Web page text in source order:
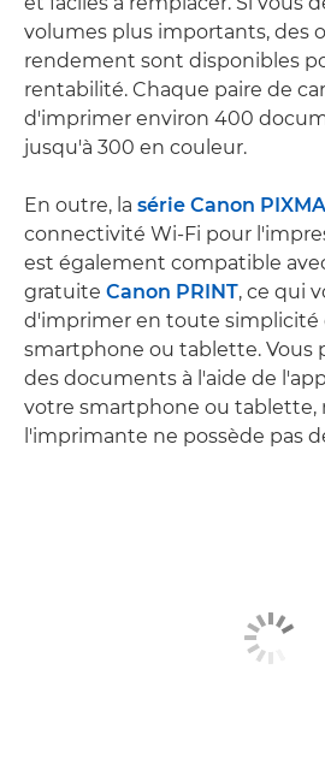
volumes plus importants, des
rendement sont disponibles
rentabilité. Chaque paire de
d'imprimer environ 400
jusqu'à 300 en couleur.
En outre, la série Canon
connectivité Wi-Fi pour
est également compatible
gratuite Canon PRINT, ce qui
d'imprimer en toute simplicité
smartphone ou tablette. Vous
des documents à l'aide de
votre smartphone ou tablette,
l'imprimante ne possède pas